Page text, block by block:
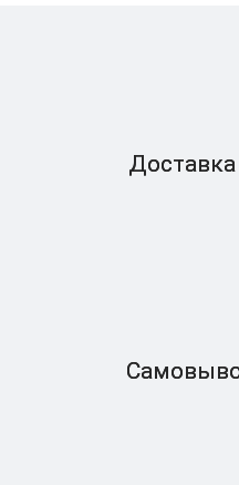
Доставка